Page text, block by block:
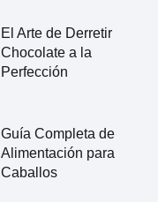
El Arte de Derretir
Chocolate a la
Perfección
Guía Completa de
Alimentación para
Caballos